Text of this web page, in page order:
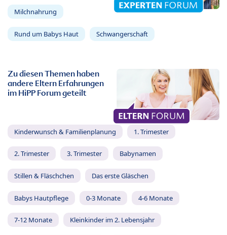
Milchnahrung
Rund um Babys Haut Schwangerschaft
Zu diesen Themen haben
andere Eltern Erfahrungen
im HiPP Forum geteilt
Kinderwunsch & Familienplanung 1. Trimester
2. Trimester 3. Trimester Babynamen
Stillen & Fläschchen Das erste Gläschen
Babys Hautpflege 0-3 Monate 4-6 Monate
7-12 Monate Kleinkinder im 2. Lebensjahr